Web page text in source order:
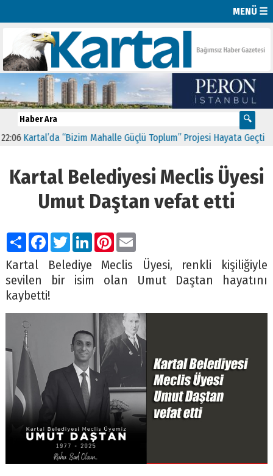
MENÜ ☰
Kartal’da “Bizim Mahalle Güçlü Toplum” Projesi Hayata Geçti
Kartal Belediyesi Meclis Üyesi
Umut Daştan vefat etti
PaylaşFacebook
TwitterLinkedIn
Pinterest
Email
Kartal Belediye Meclis Üyesi, renkli kişiliğiyle
sevilen bir isim olan Umut Daştan hayatını
kaybetti!